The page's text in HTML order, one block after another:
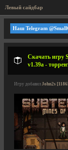
Левый сайдбар
Наш Telegram
Скачать игру
v1.39a -
Игру добавил John2s